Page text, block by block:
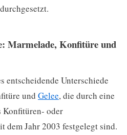
Marmelade, Konfitüre und
entscheidende Unterschiede
und Gelee, die durch eine
oder
dem Jahr 2003 festgelegt sind.